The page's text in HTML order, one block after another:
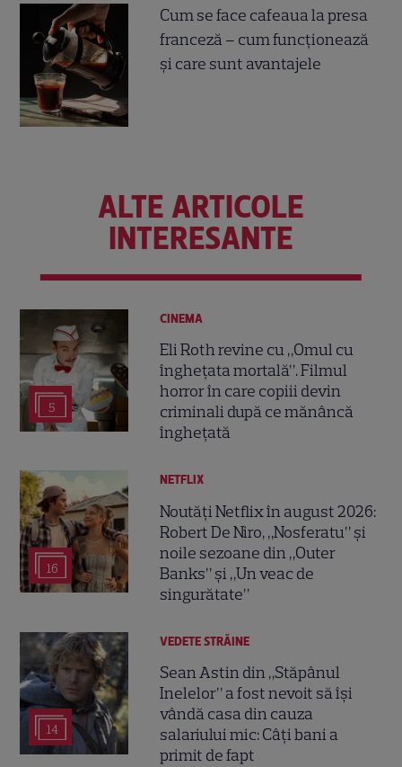
Cum se face cafeaua la presa
franceză – cum funcționează
și care sunt avantajele
ALTE ARTICOLE
INTERESANTE
5
CINEMA
Eli Roth revine cu „Omul cu
înghețata mortală”. Filmul
horror în care copiii devin
criminali după ce mănâncă
înghețată
16
NETFLIX
Noutăți Netflix în august 2026:
Robert De Niro, „Nosferatu” și
noile sezoane din „Outer
Banks” și „Un veac de
singurătate”
14
VEDETE STRĂINE
Sean Astin din „Stăpânul
Inelelor” a fost nevoit să își
vândă casa din cauza
salariului mic: Câți bani a
primit de fapt